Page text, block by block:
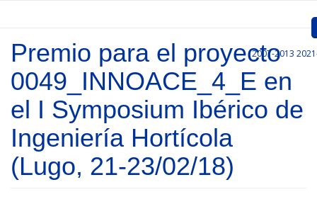
Inicio
Presentación
Convocatorias
Proyectos Aprobados
2007-2013
Premio para el proyecto
0049_INNOACE_4_E en
el I Symposium Ibérico de
Ingeniería Hortícola
(Lugo, 21-23/02/18)